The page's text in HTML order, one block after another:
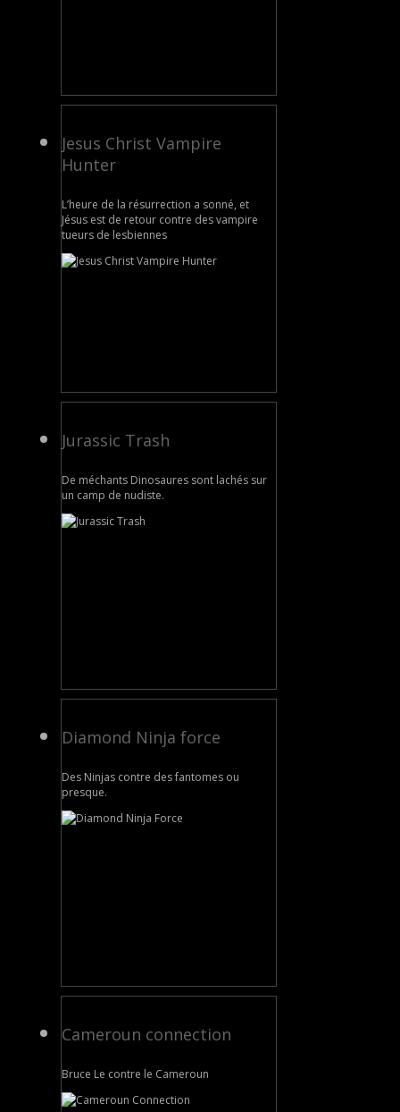
Jesus Christ Vampire
Hunter
L’heure de la résurrection a sonné, et
Jésus est de retour contre des vampire
tueurs de lesbiennes
Jurassic Trash
De méchants Dinosaures sont lachés sur
un camp de nudiste.
Diamond Ninja force
Des Ninjas contre des fantomes ou
presque.
Cameroun connection
Bruce Le contre le Cameroun